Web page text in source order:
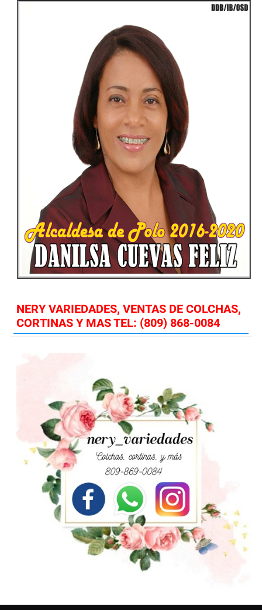
NERY VARIEDADES, VENTAS DE COLCHAS,
CORTINAS Y MAS TEL: (809) 868-0084